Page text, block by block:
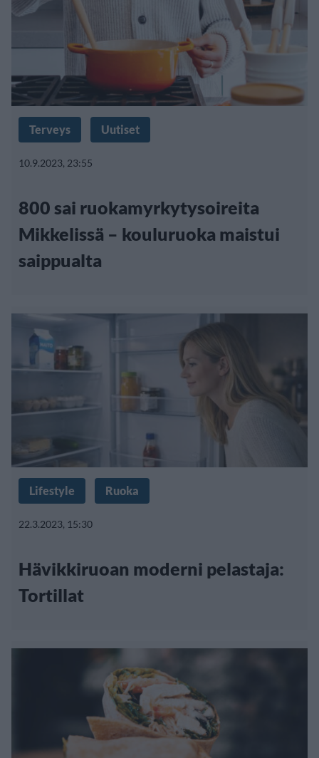
Terveys Uutiset
10.9.2023, 23:55
800 sai ruokamyrkytysoireita
Mikkelissä – kouluruoka maistui
saippualta
Lifestyle Ruoka
22.3.2023, 15:30
Hävikkiruoan moderni pelastaja:
Tortillat